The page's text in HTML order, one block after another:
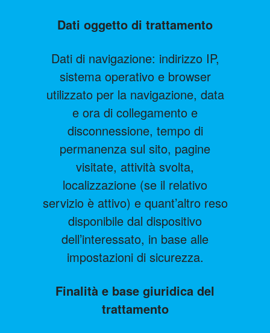
Dati oggetto di trattamento
Dati di navigazione: indirizzo IP,
sistema operativo e browser
utilizzato per la navigazione, data
e ora di collegamento e
disconnessione, tempo di
permanenza sul sito, pagine
visitate, attività svolta,
localizzazione (se il relativo
servizio è attivo) e quant’altro reso
disponibile dal dispositivo
dell’interessato, in base alle
impostazioni di sicurezza.
Finalità e base giuridica del
trattamento